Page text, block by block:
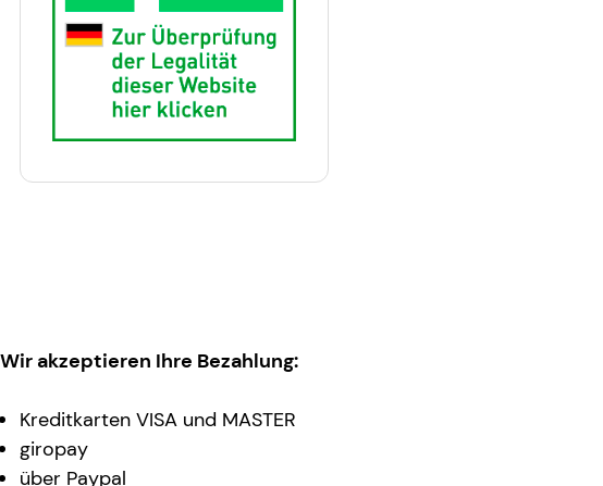
Wir akzeptieren Ihre Bezahlung:
Kreditkarten VISA und MASTER
giropay
über Paypal